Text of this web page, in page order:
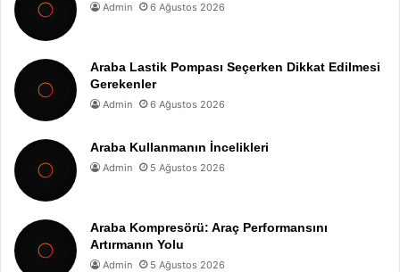
Admin 6 Ağustos 2026
Araba Lastik Pompası Seçerken Dikkat Edilmesi
Gerekenler
Admin 6 Ağustos 2026
Araba Kullanmanın İncelikleri
Admin 5 Ağustos 2026
Araba Kompresörü: Araç Performansını
Artırmanın Yolu
Admin 5 Ağustos 2026